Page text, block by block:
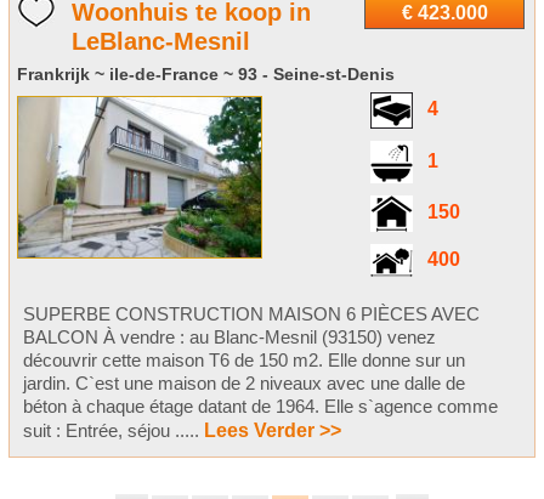
€ 423.000
Woonhuis te koop in
LeBlanc-Mesnil
Frankrijk ~ ile-de-France ~ 93 - Seine-st-Denis
4
1
150
400
SUPERBE CONSTRUCTION MAISON 6 PIÈCES AVEC
BALCON À vendre : au Blanc-Mesnil (93150) venez
découvrir cette maison T6 de 150 m2. Elle donne sur un
jardin. C`est une maison de 2 niveaux avec une dalle de
béton à chaque étage datant de 1964. Elle s`agence comme
suit : Entrée, séjou ..... Lees Verder >>